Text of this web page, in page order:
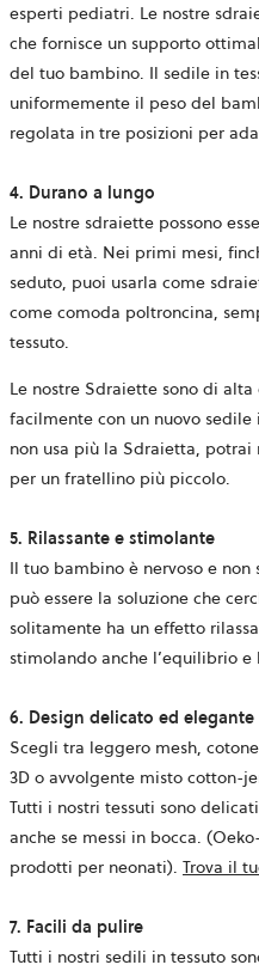
esperti pediatri. Le nostre
che fornisce un supporto
del tuo bambino. Il sedile in
uniformemente il peso del
regolata in tre posizioni per
4. Durano a lungo
Le nostre sdraiette possono
anni di età. Nei primi mesi,
seduto, puoi usarla come
come comoda poltroncina,
tessuto.
Le nostre Sdraiette sono di
facilmente con un nuovo
non usa più la Sdraietta,
per un fratellino più piccolo.
5. Rilassante e stimolante
Il tuo bambino è nervoso e
può essere la soluzione che
solitamente ha un effetto
stimolando anche l’equilibrio
6. Design delicato ed elegante
Scegli tra leggero mesh,
3D o avvolgente misto cotton-
Tutti i nostri tessuti sono
anche se messi in bocca.
prodotti per neonati). Trova il
7. Facili da pulire
Tutti i nostri sedili in tessuto